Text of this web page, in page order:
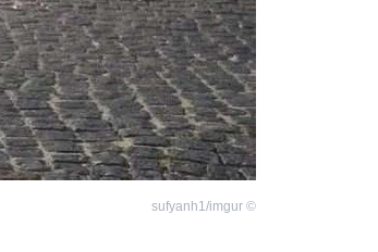
©
sufyanh1/imgur